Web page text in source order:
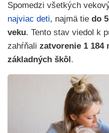
Spomedzi všetkých
najviac deti, najmä tie do
veku. Tento stav viedol k
zahŕňali zatvorenie 1 184
základných škôl .